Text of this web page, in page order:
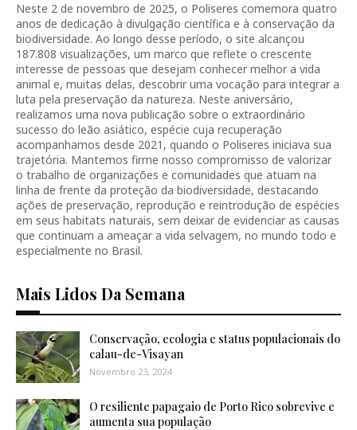
Neste 2 de novembro de 2025, o Poliseres comemora quatro
anos de dedicação à divulgação científica e à conservação da
biodiversidade. Ao longo desse período, o site alcançou
187.808 visualizações, um marco que reflete o crescente
interesse de pessoas que desejam conhecer melhor a vida
animal e, muitas delas, descobrir uma vocação para integrar a
luta pela preservação da natureza. Neste aniversário,
realizamos uma nova publicação sobre o extraordinário
sucesso do leão asiático, espécie cuja recuperação
acompanhamos desde 2021, quando o Poliseres iniciava sua
trajetória. Mantemos firme nosso compromisso de valorizar
o trabalho de organizações e comunidades que atuam na
linha de frente da proteção da biodiversidade, destacando
ações de preservação, reprodução e reintrodução de espécies
em seus habitats naturais, sem deixar de evidenciar as causas
que continuam a ameaçar a vida selvagem, no mundo todo e
especialmente no Brasil.
Mais Lidos Da Semana
Conservação, ecologia e status populacionais do
calau-de-Visayan
Novembro 23, 2024
O resiliente papagaio de Porto Rico sobrevive e
aumenta sua população